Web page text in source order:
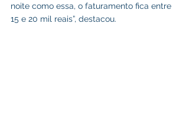
noite como essa, o faturamento fica entre
15 e 20 mil reais”, destacou.